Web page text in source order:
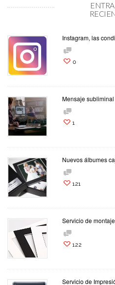
Instagram, las
0
Mensaje
1
Nuevos álbumes
121
Servicio de
122
Servicio de